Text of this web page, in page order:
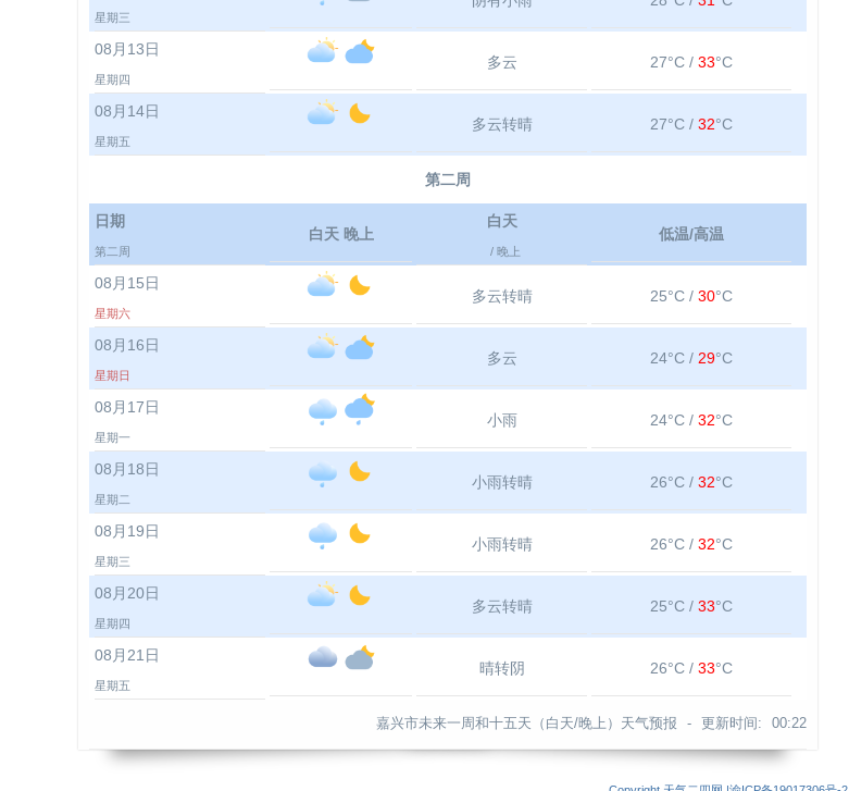
星期三
08月13日
星期四
多云 27°C /33°C
08月14日
星期五
多云转晴 27°C /32°C
第二周
日期
第二周
白天 晚上
白天
/ 晚上
低温/高温
08月15日
星期六
多云转晴 25°C /30°C
08月16日
星期日
多云 24°C / 29°C
08月17日
星期一
小雨 24°C /32°C
08月18日
星期二
小雨转晴 26°C /32°C
08月19日
星期三
小雨转晴 26°C /32°C
08月20日
星期四
多云转晴 25°C /33°C
08月21日
星期五
晴转阴 26°C /33°C
嘉兴市未来一周和十五天（白天/晚上）天气预报 - 更新时间: 00:22